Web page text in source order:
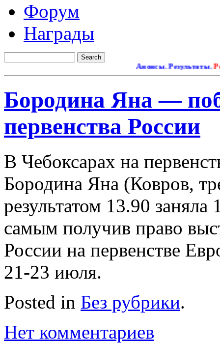
Форум
Награды
Анонсы. Результаты.
Бородина Яна —
первенства России
В Чебоксарах на
Бородина Яна (Ковров,
результатом 13.90
самым получив право
России на первенстве
21-23 июля.
Posted in Без рубрики.
Нет комментариев